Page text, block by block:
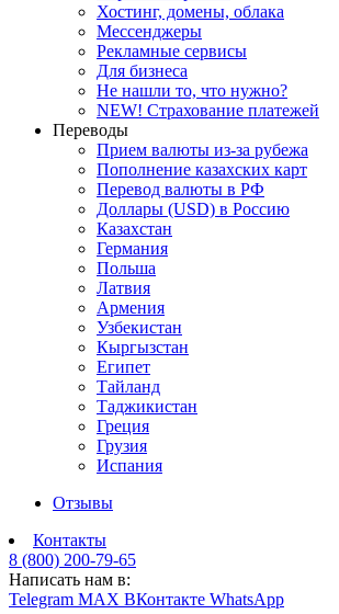
Хостинг, домены, облака
Мессенджеры
Рекламные сервисы
Для бизнеса
Не нашли то, что нужно?
NEW! Страхование платежей
Переводы
Прием валюты из-за рубежа
Пополнение казахских карт
Перевод валюты в РФ
Доллары (USD) в Россию
Казахстан
Германия
Польша
Латвия
Армения
Узбекистан
Кыргызстан
Египет
Тайланд
Таджикистан
Греция
Грузия
Испания
Отзывы
Контакты
8 (800) 200-79-65
Написать нам в:
Telegram MAX ВКонтакте WhatsApp